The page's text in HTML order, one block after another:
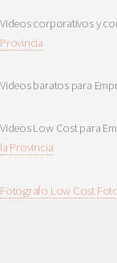
Videos corporativos y
Provincia
Videos baratos para
Videos Low Cost para
la Provincia
Fotografo Low Cost